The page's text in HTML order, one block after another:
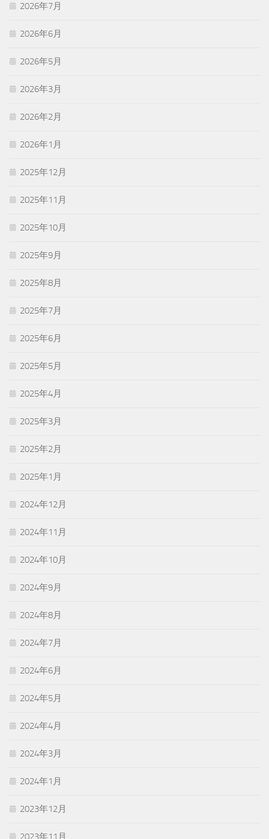
2026年7月
2026年6月
2026年5月
2026年3月
2026年2月
2026年1月
2025年12月
2025年11月
2025年10月
2025年9月
2025年8月
2025年7月
2025年6月
2025年5月
2025年4月
2025年3月
2025年2月
2025年1月
2024年12月
2024年11月
2024年10月
2024年9月
2024年8月
2024年7月
2024年6月
2024年5月
2024年4月
2024年3月
2024年1月
2023年12月
2023年11月